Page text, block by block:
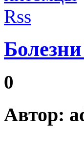
0
Автор: